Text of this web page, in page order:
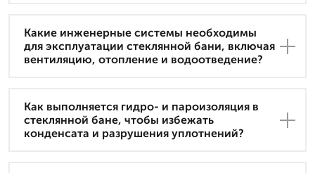
Какие инженерные системы необходимы
для эксплуатации стеклянной бани, включая
вентиляцию, отопление и водоотведение?
Как выполняется гидро- и пароизоляция в
стеклянной бане, чтобы избежать
конденсата и разрушения уплотнений?